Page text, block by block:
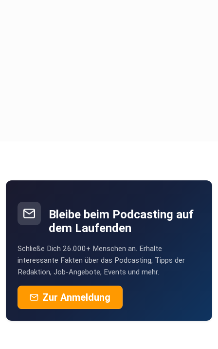
Bleibe beim Podcasting auf
dem Laufenden
Schließe Dich 26.000+ Menschen an. Erhalte
interessante Fakten über das Podcasting, Tipps der
Redaktion, Job-Angebote, Events und mehr.
Zur Anmeldung